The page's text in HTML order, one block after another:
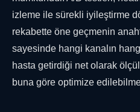
izleme ile sürekli iyileştirme
rekabette öne geçmenin
sayesinde hangi kanalın
hasta getirdiği net olarak
buna göre optimize